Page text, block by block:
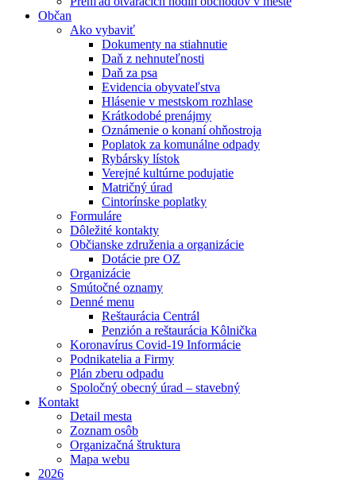
Občan
Ako vybaviť
Dokumenty na stiahnutie
Daň z nehnuteľnosti
Daň za psa
Evidencia obyvateľstva
Hlásenie v mestskom rozhlase
Krátkodobé prenájmy
Oznámenie o konaní ohňostroja
Poplatok za komunálne odpady
Rybársky lístok
Verejné kultúrne podujatie
Matričný úrad
Cintorínske poplatky
Formuláre
Dôležité kontakty
Občianske združenia a organizácie
Dotácie pre OZ
Organizácie
Smútočné oznamy
Denné menu
Reštaurácia Centrál
Penzión a reštaurácia Kôlnička
Koronavírus Covid-19 Informácie
Podnikatelia a Firmy
Plán zberu odpadu
Spoločný obecný úrad – stavebný
Kontakt
Detail mesta
Zoznam osôb
Organizačná štruktura
Mapa webu
2026